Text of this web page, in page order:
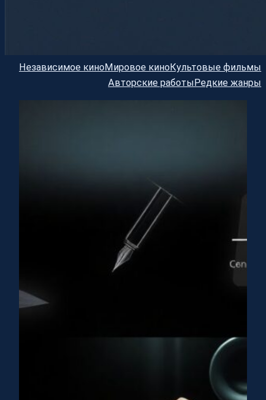
Независимое киноМировое киноКультовые фильмы
Авторские работыРедкие жанры